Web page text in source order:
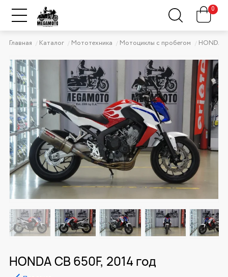
0
Главная Каталог Мототехника Мотоциклы с пробегом HONDA
HONDA CB 650F, 2014 год